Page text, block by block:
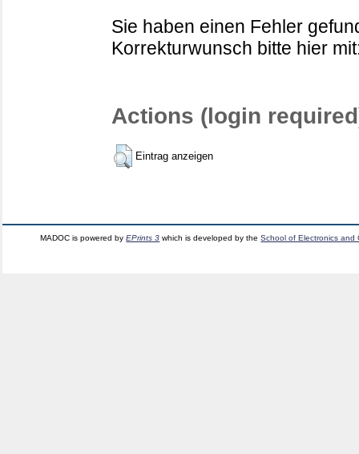
Sie haben einen Fehler
Korrekturwunsch bitte hier
Actions (login
Eintrag anzeigen
MADOC is powered byEPrints 3 which is developed by theSchool of Electronics and